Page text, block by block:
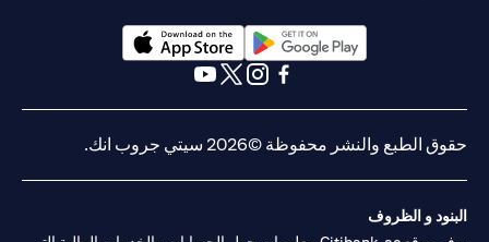
opens in a new tab
opens in a new tab
حقوق الطبع والنشر محفوظة ©2026 سيتي جروب انك.
البنود و الظروف